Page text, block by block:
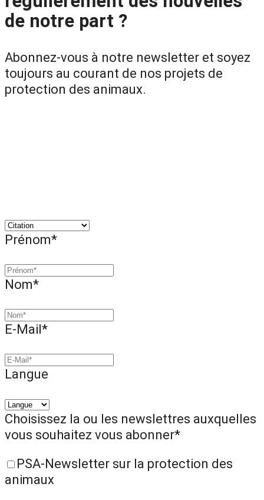
de notre part ?
Abonnez-vous à notre newsletter et soyez
toujours au courant de nos projets de
protection des animaux.
Prénom*
Nom*
E-Mail*
Langue
Choisissez la ou les newslettres auxquelles
vous souhaitez vous abonner*
PSA-Newsletter sur la protection des
animaux